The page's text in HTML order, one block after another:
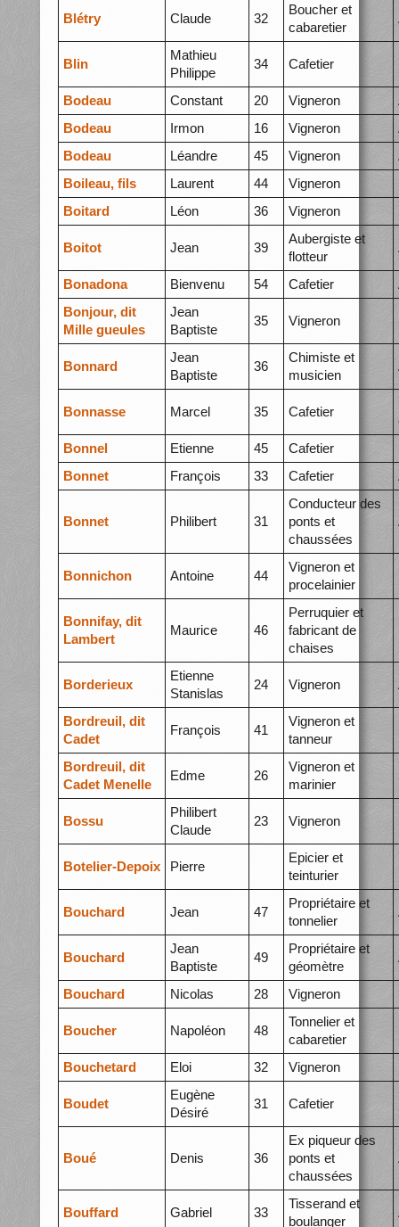
Blétry Claude 32
Boucher et
cabaretier
Blin
Mathieu
Philippe
34 Cafetier
Bodeau Constant 20 Vigneron
Bodeau
Irmon 16 Vigneron
Bodeau
Léandre 45 Vigneron
Boileau, fils
Laurent 44 Vigneron
Boitard
Léon 36 Vigneron
Boitot Jean 39
Aubergiste et
flotteur
Bonadona Bienvenu 54 Cafetier
Bonjour, dit
Mille gueules
Jean
Baptiste
35 Vigneron
Bonnard
Jean
Baptiste
36
Chimiste et
musicien
Bonnasse Marcel 35 Cafetier
Bonnel
Etienne 45 Cafetier
Bonnet
François 33 Cafetier
Bonnet Philibert 31
Conducteur des
ponts et
chaussées
Bonnichon Antoine 44
Vigneron et
procelainier
Bonnifay, dit
Lambert
Maurice 46
Perruquier et
fabricant de
chaises
Borderieux
Etienne
Stanislas
24 Vigneron
Bordreuil, dit
Cadet
François 41
Vigneron et
tanneur
Bordreuil, dit
Cadet Menelle
Edme 26
Vigneron et
marinier
Bossu
Philibert
Claude
23 Vigneron
Botelier-Depoix Pierre
Epicier et
teinturier
Bouchard Jean 47
Propriétaire et
tonnelier
Bouchard
Jean
Baptiste
49
Propriétaire et
géomètre
Bouchard Nicolas 28 Vigneron
Boucher Napoléon 48
Tonnelier et
cabaretier
Bouchetard Eloi 32 Vigneron
Boudet
Eugène
Désiré
31 Cafetier
Boué Denis 36
Ex piqueur des
ponts et
chaussées
Bouffard Gabriel 33
Tisserand et
boulanger